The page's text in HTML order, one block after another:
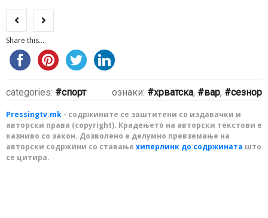
Share this...
categories: спорт ознаки: хрватска, вар, сезнор
Pressingtv.mk - содржините се заштитени со издавачки и
авторски права (copyright). Крадењето на авторски текстови е
казниво со закон. Дозволено е делумно превземање на
авторски содржини со ставање хиперлинк до содржината што
се цитира.